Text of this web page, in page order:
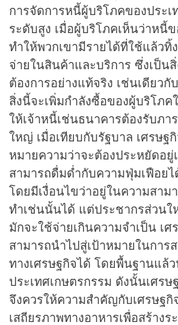
การจัดการหนี้ผู้บริโภคของประเ
ระดับสูง เมื่อผู้บริโภคเห็นว่าหนี้
ทำให้พวกเขามีรายได้ที่ใช้แล้วทิ้
จ่ายในสินค้าและบริการ ซึ่งเป็น
ต้องการอย่างแท้จริง เช่นเดียว
สิ่งนี้จะเพิ่มกำลังซื้อของผู้บริโภ
ให้เจ้าหนี้เช่นธนาคารต้องรับภ
ใหญ่ เมื่อเทียบกับรัฐบาล เศรษฐ
หมายความว่าจะต้องประหยัดอยู่
สามารถดื่มด่ำกับความฟุ่มเฟือยไ
โดยมีเงื่อนไขว่าอยู่ในความสาม
ทำเช่นนั้นได้ แต่ประชากรส่วนใ
มักจะใช้จ่ายเกินความจำเป็น เศ
สามารถนำไปสู่เป้าหมายในการ
ทางเศรษฐกิจได้ โดยพื้นฐานแล้ว
ประเทศเกษตรกรรม ดังนั้นเศรษ
จึงควรให้ความสำคัญกับเศรษฐกิ
เสถียรภาพทางอาหารเพื่อสร้างร